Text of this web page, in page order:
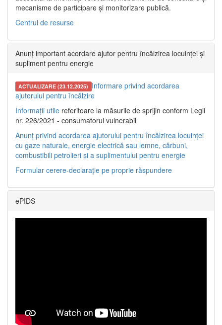
mecanisme de participare și monitorizare publică.
Centrul de resurse
Anunț important acordare ajutor pentru încălzirea locuinței și
supliment pentru energie
ACTUALIZARE (23.12.2025) Informare privind acordarea
ajutorului pentru încălzire
Informații utile referitoare la măsurile de sprijin conform Legii
nr. 226/2021 - consumatorul vulnerabil
Anunț privind acordarea ajutorului pentru încălzirea locuinței
cu gaze naturale, energie electrică sau lemne, cărbuni,
combustibili petrolieri și a suplimentului pentru energie
Formular cerere-declarație pe proprie răspundere
ePIDS